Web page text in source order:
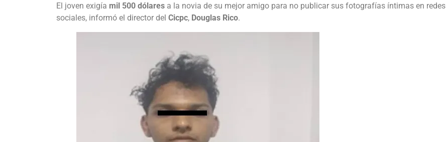
El joven exigía mil 500 dólares a la novia de su mejor amigo para no publicar sus fotografías íntimas en redes
sociales, informó el director del Cicpc, Douglas Rico.